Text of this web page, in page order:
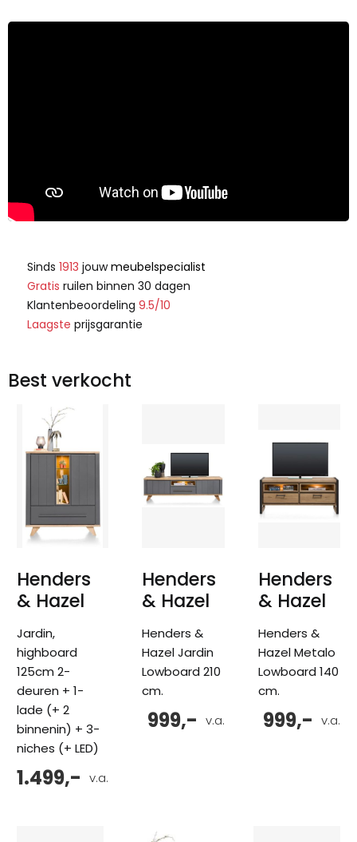
Sinds 1913 jouwmeubelspecialist
Gratis ruilen binnen 30 dagen
Klantenbeoordeling 9.5/10
Laagste prijsgarantie
Best verkocht
Henders
& Hazel
Jardin,
highboard
125cm 2-
deuren + 1-
lade (+ 2
binnenin) + 3-
niches (+ LED)
v.a.
1.499,-
Henders
& Hazel
Henders &
Hazel Jardin
Lowboard 210
cm.
v.a.
999,-
Henders
& Hazel
Henders &
Hazel Metalo
Lowboard 140
cm.
v.a.
999,-